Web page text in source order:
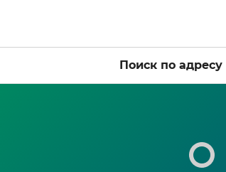
Поиск по адресу